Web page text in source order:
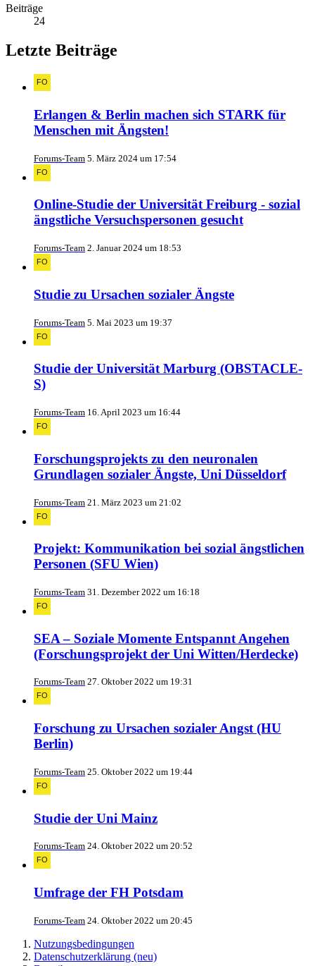
Beiträge
24
Letzte Beiträge
Erlangen & Berlin machen sich STARK für
Menschen mit Ängsten!
Forums-Team 5. März 2024 um 17:54
Online-Studie der Universität Freiburg - sozial
ängstliche Versuchspersonen gesucht
Forums-Team 2. Januar 2024 um 18:53
Studie zu Ursachen sozialer Ängste
Forums-Team 5. Mai 2023 um 19:37
Studie der Universität Marburg (OBSTACLE-
S)
Forums-Team 16. April 2023 um 16:44
Forschungsprojekts zu den neuronalen
Grundlagen sozialer Ängste, Uni Düsseldorf
Forums-Team 21. März 2023 um 21:02
Projekt: Kommunikation bei sozial ängstlichen
Personen (SFU Wien)
Forums-Team 31. Dezember 2022 um 16:18
SEA – Soziale Momente Entspannt Angehen
(Forschungsprojekt der Uni Witten/Herdecke)
Forums-Team 27. Oktober 2022 um 19:31
Forschung zu Ursachen sozialer Angst (HU
Berlin)
Forums-Team 25. Oktober 2022 um 19:44
Studie der Uni Mainz
Forums-Team 24. Oktober 2022 um 20:52
Umfrage der FH Potsdam
Forums-Team 24. Oktober 2022 um 20:45
Nutzungsbedingungen
Datenschutzerklärung (neu)